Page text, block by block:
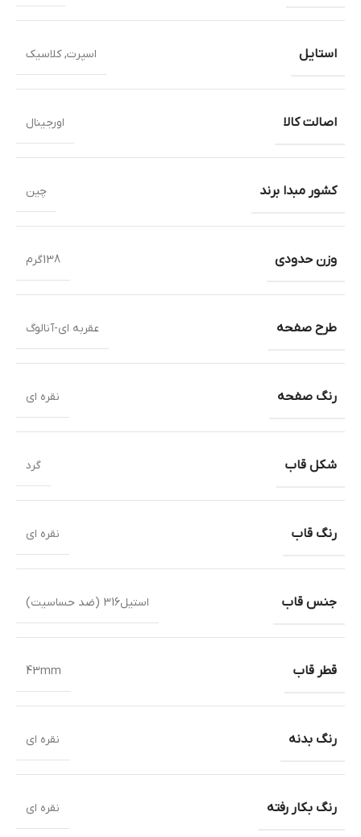
استایل اسپرت,کلاسیک
اصالت کالا اورجینال
کشور مبدا برند چین
وزن حدودی 138گرم
طرح صفحه عقربه ای-آنالوگ
رنگ صفحه نقره ای
شکل قاب گرد
رنگ قاب نقره ای
جنس قاب استیل316 (ضد حساسیت)
قطر قاب 43mm
رنگ بدنه نقره ای
رنگ بکار رفته نقره ای